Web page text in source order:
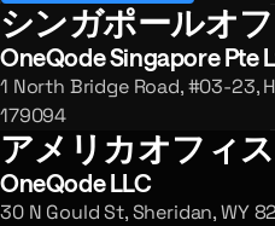
登録オフィスおよび
シンガポールオ
OneQode Singapore Pte
1 North Bridge Road, #03-23,
179094
アメリカオフィス
OneQode LLC
30 N Gould St, Sheridan, WY